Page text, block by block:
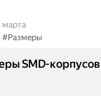
марта
#Размеры
SMD-корпусов